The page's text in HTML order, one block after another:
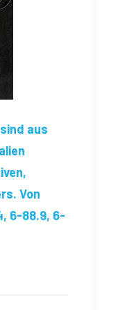
aus
Von
6-88.9, 6-